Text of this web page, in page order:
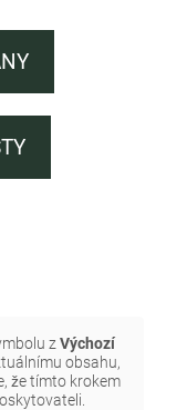
z Výchozí
obsahu,
že tímto krokem